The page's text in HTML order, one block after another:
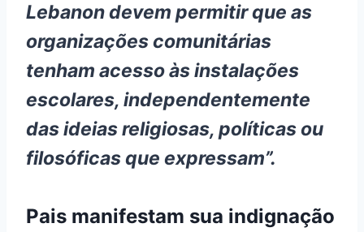
Lebanon devem permitir que as
organizações comunitárias
tenham acesso às instalações
escolares, independentemente
das ideias religiosas, políticas ou
filosóficas que expressam”.
Pais manifestam sua indignação